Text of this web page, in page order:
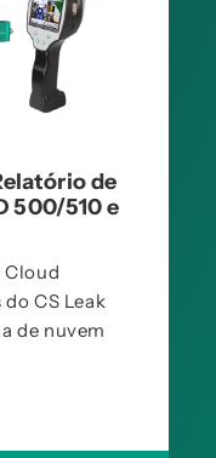
de
500/510 e
Cloud
CS Leak
de nuvem